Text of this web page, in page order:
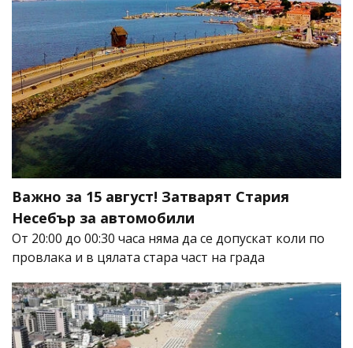
Важно за 15 август! Затварят Стария
Несебър за автомобили
От 20:00 до 00:30 часа няма да се допускат коли по
провлака и в цялата стара част на града